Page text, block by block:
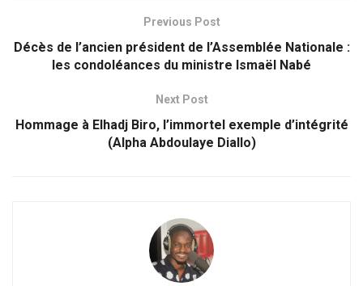
Previous Post
Décès de l’ancien président de l’Assemblée Nationale :
les condoléances du ministre Ismaël Nabé
Next Post
Hommage à Elhadj Biro, l’immortel exemple d’intégrité
(Alpha Abdoulaye Diallo)